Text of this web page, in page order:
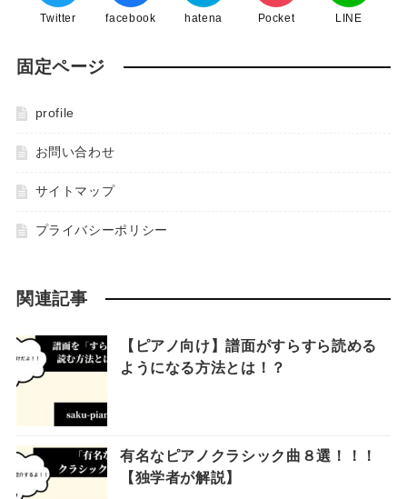
Twitter facebook hatena Pocket LINE
固定ページ
profile
お問い合わせ
サイトマップ
プライバシーポリシー
関連記事
【ピアノ向け】譜面がすらすら読める
ようになる方法とは！？
有名なピアノクラシック曲８選！！！
【独学者が解説】